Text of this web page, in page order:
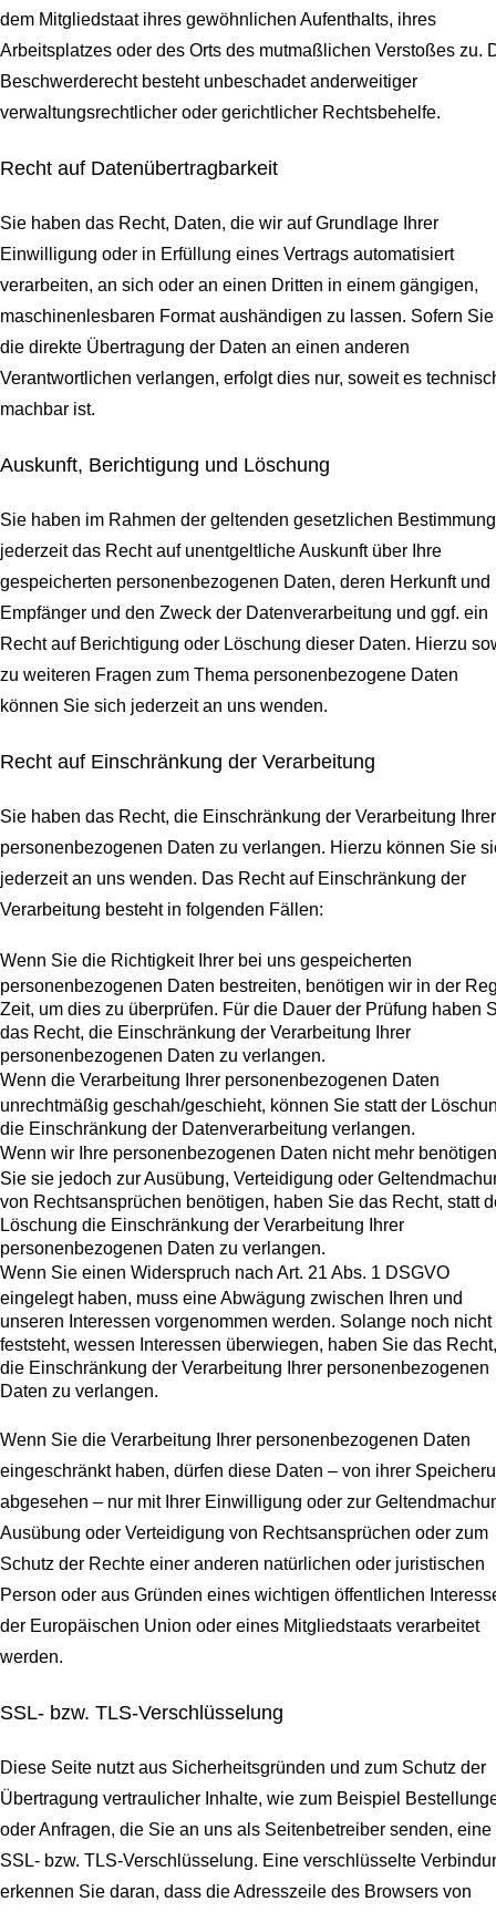
dem Mitgliedstaat ihres gewöhnlichen Aufenthalts, ihres
Arbeitsplatzes oder des Orts des mutmaßlichen Verstoßes zu.
Beschwerderecht besteht unbeschadet anderweitiger
verwaltungsrechtlicher oder gerichtlicher Rechtsbehelfe.
Recht auf Daten­übertrag­barkeit
Sie haben das Recht, Daten, die wir auf Grundlage Ihrer
Einwilligung oder in Erfüllung eines Vertrags automatisiert
verarbeiten, an sich oder an einen Dritten in einem gängigen,
maschinenlesbaren Format aushändigen zu lassen. Sofern Sie
die direkte Übertragung der Daten an einen anderen
Verantwortlichen verlangen, erfolgt dies nur, soweit es
machbar ist.
Auskunft, Berichtigung und Löschung
Sie haben im Rahmen der geltenden gesetzlichen
jederzeit das Recht auf unentgeltliche Auskunft über Ihre
gespeicherten personenbezogenen Daten, deren Herkunft und
Empfänger und den Zweck der Datenverarbeitung und ggf. ein
Recht auf Berichtigung oder Löschung dieser Daten. Hierzu
zu weiteren Fragen zum Thema personenbezogene Daten
können Sie sich jederzeit an uns wenden.
Recht auf Einschränkung der Verarbeitung
Sie haben das Recht, die Einschränkung der Verarbeitung Ihrer
personenbezogenen Daten zu verlangen. Hierzu können Sie
jederzeit an uns wenden. Das Recht auf Einschränkung der
Verarbeitung besteht in folgenden Fällen:
Wenn Sie die Richtigkeit Ihrer bei uns gespeicherten
personenbezogenen Daten bestreiten, benötigen wir in der
Zeit, um dies zu überprüfen. Für die Dauer der Prüfung haben
das Recht, die Einschränkung der Verarbeitung Ihrer
personenbezogenen Daten zu verlangen.
Wenn die Verarbeitung Ihrer personenbezogenen Daten
unrechtmäßig geschah/geschieht, können Sie statt der
die Einschränkung der Datenverarbeitung verlangen.
Wenn wir Ihre personenbezogenen Daten nicht mehr
Sie sie jedoch zur Ausübung, Verteidigung oder
von Rechtsansprüchen benötigen, haben Sie das Recht, statt
Löschung die Einschränkung der Verarbeitung Ihrer
personenbezogenen Daten zu verlangen.
Wenn Sie einen Widerspruch nach Art. 21 Abs. 1 DSGVO
eingelegt haben, muss eine Abwägung zwischen Ihren und
unseren Interessen vorgenommen werden. Solange noch nicht
feststeht, wessen Interessen überwiegen, haben Sie das Recht,
die Einschränkung der Verarbeitung Ihrer personenbezogenen
Daten zu verlangen.
Wenn Sie die Verarbeitung Ihrer personenbezogenen Daten
eingeschränkt haben, dürfen diese Daten – von ihrer
abgesehen – nur mit Ihrer Einwilligung oder zur
Ausübung oder Verteidigung von Rechtsansprüchen oder zum
Schutz der Rechte einer anderen natürlichen oder juristischen
Person oder aus Gründen eines wichtigen öffentlichen
der Europäischen Union oder eines Mitgliedstaats verarbeitet
werden.
SSL- bzw. TLS-Verschlüsselung
Diese Seite nutzt aus Sicherheitsgründen und zum Schutz der
Übertragung vertraulicher Inhalte, wie zum Beispiel
oder Anfragen, die Sie an uns als Seitenbetreiber senden, eine
SSL- bzw. TLS-Verschlüsselung. Eine verschlüsselte
erkennen Sie daran, dass die Adresszeile des Browsers von